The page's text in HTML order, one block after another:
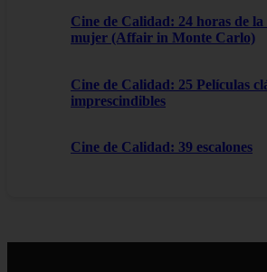
Cine de Calidad: 24 horas de
mujer (Affair in Monte Carlo)
Cine de Calidad: 25 Películas
imprescindibles
Cine de Calidad: 39 escalones